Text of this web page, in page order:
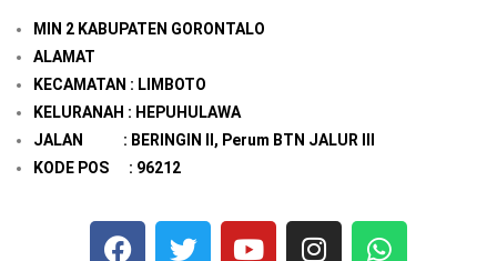
MIN 2 KABUPATEN GORONTALO
ALAMAT
KECAMATAN : LIMBOTO
KELURANAH : HEPUHULAWA
JALAN : BERINGIN II, Perum BTN JALUR III
KODE POS : 96212